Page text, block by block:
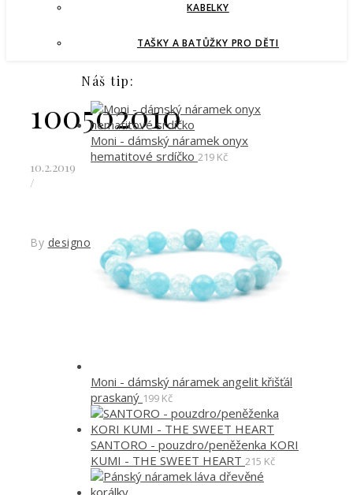
KABELKY
TAŠKY A BATŮŽKY PRO DĚTI
100502010
10.2.2019
/
By designoved
Náš tip:
Moni - dámský náramek onyx
hematitové srdíčko 219 Kč
Moni - dámský náramek angelit křišťál
praskaný 199 Kč
SANTORO - pouzdro/peněženka KORI
KUMI - THE SWEET HEART 215 Kč